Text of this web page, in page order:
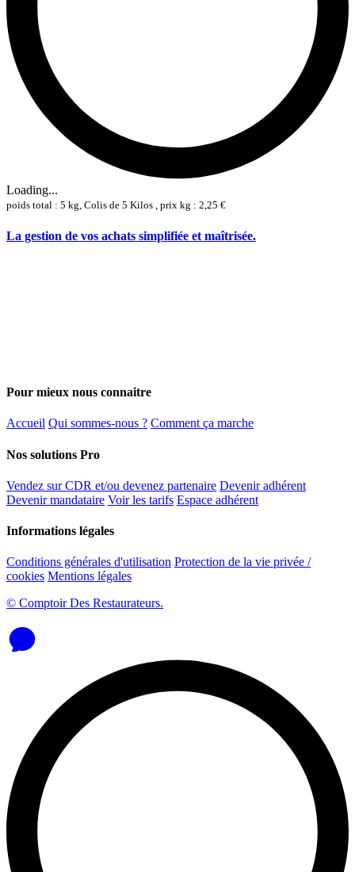
Loading...
poids total : 5 kg, Colis de 5 Kilos , prix kg : 2,25 €
La gestion de vos achats simplifiée et maîtrisée.
Pour mieux nous connaitre
Accueil Qui sommes-nous ? Comment ça marche
Nos solutions Pro
Vendez sur CDR et/ou devenez partenaire Devenir adhérent
Devenir mandataire Voir les tarifs Espace adhérent
Informations légales
Conditions générales d'utilisation Protection de la vie privée /
cookies Mentions légales
© Comptoir Des Restaurateurs.